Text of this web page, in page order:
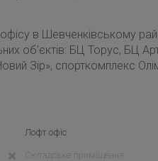
в Шевченківському
об'єктів: БЦ Торус, БЦ
Зір», спорткомплекс
Лофт офіс
Складське приміщення